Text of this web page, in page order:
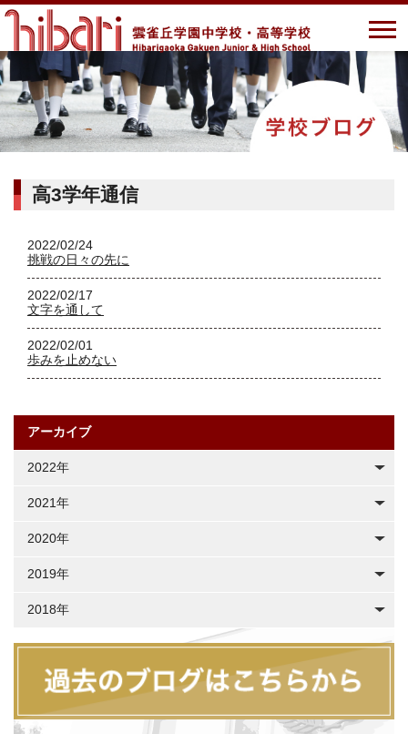
高3学年通信
2022/02/24
挑戦の日々の先に
2022/02/17
文字を通して
2022/02/01
歩みを止めない
アーカイブ
2022年
2021年
2020年
2019年
2018年